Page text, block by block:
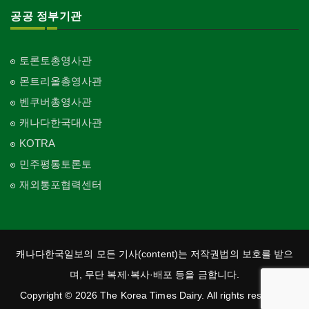
공공 정부기관
토론토총영사관
몬트리올총영사관
벤쿠버총영사관
캐나다한국대사관
KOTRA
민주평통토론토
재외통포협력센터
캐나다한국일보의 모든 기사(content)는 저작권법의 보호를 받으
며, 무단 복제·복사·배포 등을 금합니다.
Copyright © 2026 The Korea Times Dairy. All rights reserved.